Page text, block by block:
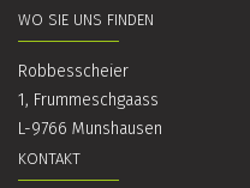
WO SIE UNS FINDEN
Robbesscheier
1, Frummeschgaass
L-9766 Munshausen
KONTAKT